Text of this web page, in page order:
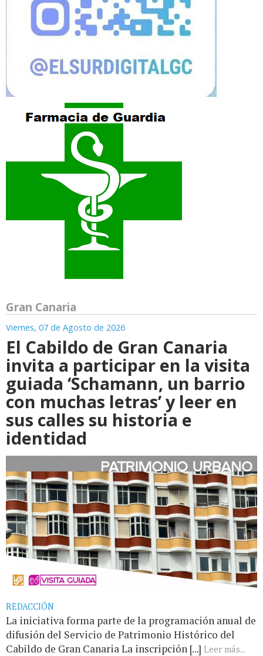
Gran Canaria
Viernes, 07 de Agosto de 2026
El Cabildo de Gran Canaria
invita a participar en la visita
guiada ‘Schamann, un barrio
con muchas letras’ y leer en
sus calles su historia e
identidad
REDACCIÓN
La iniciativa forma parte de la programación anual de
difusión del Servicio de Patrimonio Histórico del
Cabildo de Gran Canaria La inscripción [...] Leer más...